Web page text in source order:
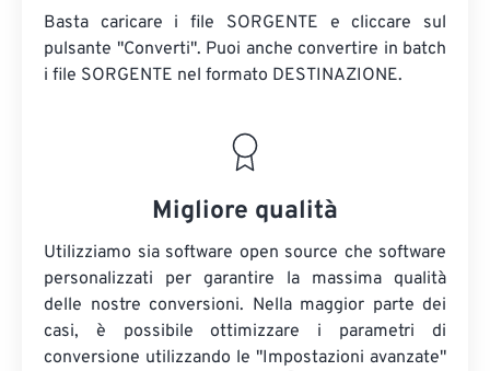
Basta caricare i file SORGENTE e cliccare sul
pulsante "Converti". Puoi anche convertire in batch
i file SORGENTE nel formato DESTINAZIONE.
Migliore qualità
Utilizziamo sia software open source che software
personalizzati per garantire la massima qualità
delle nostre conversioni. Nella maggior parte dei
casi, è possibile ottimizzare i parametri di
conversione utilizzando le "Impostazioni avanzate"